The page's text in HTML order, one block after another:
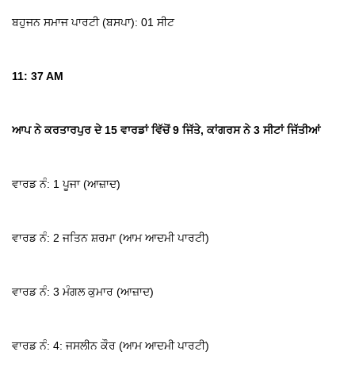
ਬਹੁਜਨ ਸਮਾਜ ਪਾਰਟੀ (ਬਸਪਾ): 01 ਸੀਟ
11: 37 AM
ਆਪ ਨੇ ਕਰਤਾਰਪੁਰ ਦੇ 15 ਵਾਰਡਾਂ ਵਿੱਚੋਂ 9 ਜਿੱਤੇ, ਕਾਂਗਰਸ ਨੇ 3 ਸੀਟਾਂ ਜਿੱਤੀਆਂ
ਵਾਰਡ ਨੰ: 1 ਪੂਜਾ (ਆਜ਼ਾਦ)
ਵਾਰਡ ਨੰ: 2 ਜਤਿਨ ਸ਼ਰਮਾ (ਆਮ ਆਦਮੀ ਪਾਰਟੀ)
ਵਾਰਡ ਨੰ: 3 ਮੰਗਲ ਕੁਮਾਰ (ਆਜ਼ਾਦ)
ਵਾਰਡ ਨੰ: 4: ਜਸਲੀਨ ਕੌਰ (ਆਮ ਆਦਮੀ ਪਾਰਟੀ)